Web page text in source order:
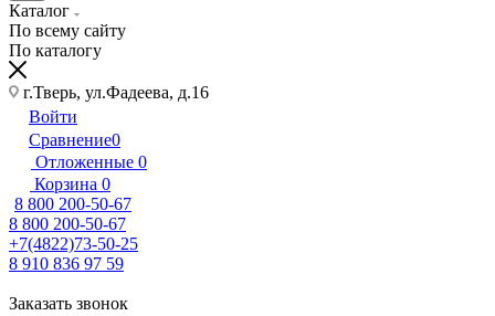
Каталог
По всему сайту
По каталогу
г.Тверь, ул.Фадеева, д.16
Войти
Сравнение0
Отложенные 0
Корзина 0
8 800 200-50-67
8 800 200-50-67
+7(4822)73-50-25
8 910 836 97 59
Заказать звонок